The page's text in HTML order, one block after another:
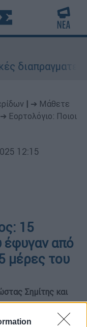
➔ Μάθετε
➔ Εορτολόγιο: Ποιοι
12:15
15
έφυγαν από
μέρες του
Σημίτης και